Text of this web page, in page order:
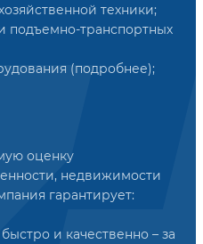
техники;
подъемно-транспортных
(подробнее);
оценку
недвижимости
гарантирует:
и качественно – за